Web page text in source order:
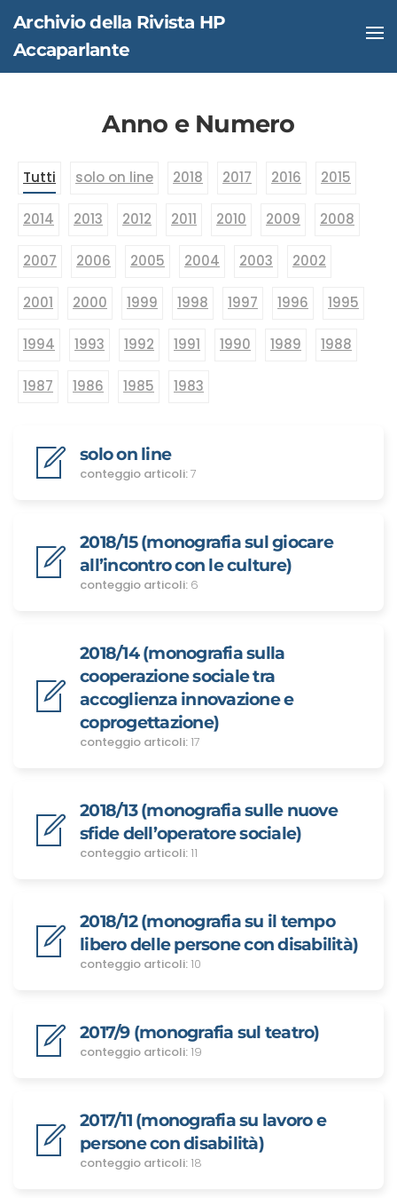
Skip to main content
Archivio della Rivista HP
Accaparlante
Anno e Numero
Tutti solo on line 2018 2017 2016 2015
2014 2013 2012 2011 2010 2009 2008
2007 2006 2005 2004 2003 2002
2001 2000 1999 1998 1997 1996 1995
1994 1993 1992 1991 1990 1989 1988
1987 1986 1985 1983
solo on line
conteggio articoli:7
2018/15 (monografia sul giocare
all’incontro con le culture)
conteggio articoli: 6
2018/14 (monografia sulla
cooperazione sociale tra
accoglienza innovazione e
coprogettazione)
conteggio articoli: 17
2018/13 (monografia sulle nuove
sfide dell’operatore sociale)
conteggio articoli: 11
2018/12 (monografia su il tempo
libero delle persone con disabilità)
conteggio articoli: 10
2017/9 (monografia sul teatro)
conteggio articoli: 19
2017/11 (monografia su lavoro e
persone con disabilità)
conteggio articoli: 18